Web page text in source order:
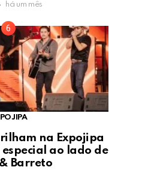
há um mês
na Expojipa
ao lado de
Barreto